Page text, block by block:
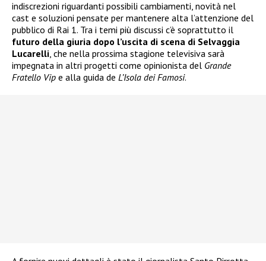
indiscrezioni riguardanti possibili cambiamenti, novità nel
cast e soluzioni pensate per mantenere alta l’attenzione del
pubblico di Rai 1. Tra i temi più discussi c’è soprattutto il
futuro della giuria dopo l’uscita di scena di Selvaggia
Lucarelli, che nella prossima stagione televisiva sarà
impegnata in altri progetti come opinionista del Grande
Fratello Vip e alla guida de L’Isola dei Famosi.